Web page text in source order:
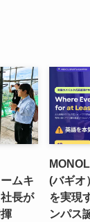
ムキ
長が
(バギオ
を実現
ンパス